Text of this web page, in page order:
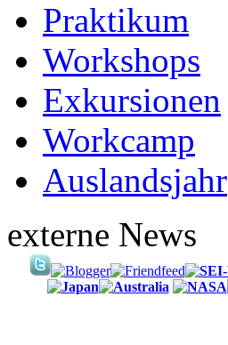
Praktikum
Workshops
Exkursionen
Workcamp
Auslandsjahr
externe News